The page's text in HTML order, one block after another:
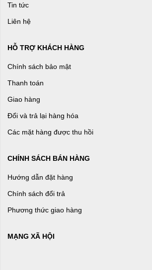
Tin tức
Liên hệ
HỖ TRỢ KHÁCH HÀNG
Chính sách bảo mật
Thanh toán
Giao hàng
Đổi và trả lại hàng hóa
Các mặt hàng được thu hồi
CHÍNH SÁCH BÁN HÀNG
Hướng dẫn đặt hàng
Chính sách đổi trả
Phương thức giao hàng
MẠNG XÃ HỘI